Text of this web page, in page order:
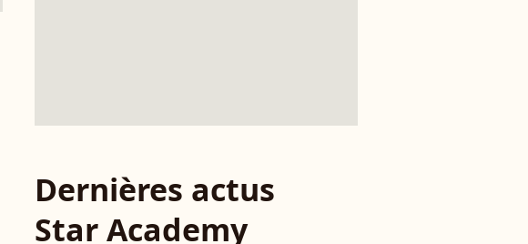
Dernières actus
Star Academy